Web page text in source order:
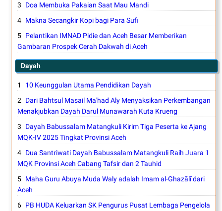
Doa Membuka Pakaian Saat Mau Mandi
Makna Secangkir Kopi bagi Para Sufi
Pelantikan IMNAD Pidie dan Aceh Besar Memberikan
Gambaran Prospek Cerah Dakwah di Aceh
Dayah
10 Keunggulan Utama Pendidikan Dayah
Dari Bahtsul Masail Ma'had Aly Menyaksikan Perkembangan
Menakjubkan Dayah Darul Munawarah Kuta Krueng
Dayah Babussalam Matangkuli Kirim Tiga Peserta ke Ajang
MQK-IV 2025 Tingkat Provinsi Aceh
Dua Santriwati Dayah Babussalam Matangkuli Raih Juara 1
MQK Provinsi Aceh Cabang Tafsir dan 2 Tauhid
Maha Guru Abuya Muda Waly adalah Imam al-Ghazālī dari
Aceh
PB HUDA Keluarkan SK Pengurus Pusat Lembaga Pengelola